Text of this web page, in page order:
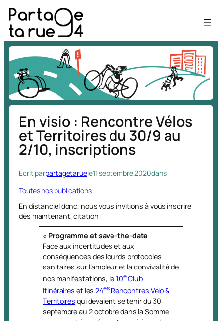
Aller
au
contenu
En visio : Rencontre Vélos
et Territoires du 30/9 au
2/10, inscriptions
Écrit parpartagetaruele11 septembre 2020dans
Toutes nos publications
En distanciel donc, nous vous invitions à vous inscrire
dès maintenant, citation :
« Programme et save-the-date
Face aux incertitudes et aux
conséquences des lourds protocoles
sanitaires sur l’ampleur et la convivialité de
nos manifestations, le10eClub
Itinéraires et les24esRencontres Vélo &
Territoires qui devaient se tenir du 30
septembre au 2 octobre dans la Somme